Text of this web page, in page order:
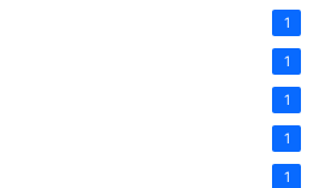
1
1
1
1
1